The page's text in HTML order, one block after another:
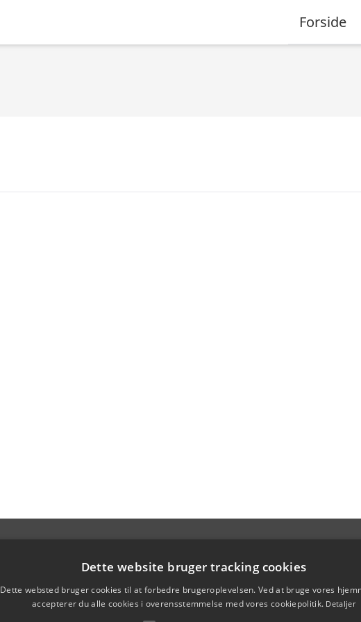
Forside
Dette website bruger tracking cookies
Dette websted bruger cookies til at forbedre brugeroplevelsen. Ved at bruge vores
accepterer du alle cookies i overensstemmelse med vores cookiepolitik. Detaljer